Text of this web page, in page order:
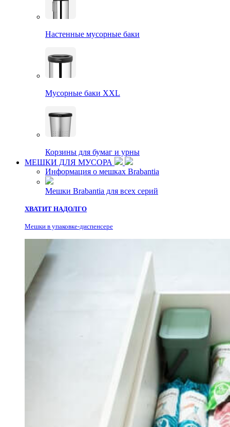
Настенные мусорные баки
Мусорные баки XXL
Корзины для бумаг и урны
МЕШКИ ДЛЯ МУСОРА
Информация о мешках Brabantia
Мешки Brabantia для всех серий
ХВАТИТ НАДОЛГО
Мешки в упаковке-диспенсере